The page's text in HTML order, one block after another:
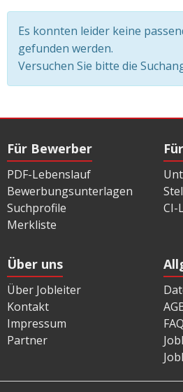
Es konnten leider keine
gefunden werden.
Versuchen Sie bitte die
Für Bewerber
PDF-Lebenslauf
Bewerbungsunterlagen
Suchprofile
Merkliste
CI-
Über uns
Über Jobleiter
Kontakt
Impressum
Partner
FAQ